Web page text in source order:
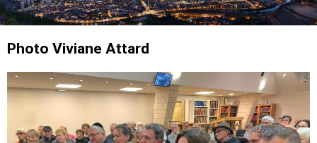
Photo Viviane Attard